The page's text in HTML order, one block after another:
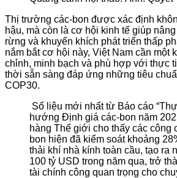
Thị trường các-bon được xác định
hậu, mà còn là cơ hội kinh tế giúp
rừng và khuyến khích phát triển thấp
nắm bắt cơ hội này, Việt Nam cần một
chỉnh, minh bạch và phù hợp với thực
thời sẵn sàng đáp ứng những tiêu
COP30.
Số liệu mới nhất từ Báo cáo
hướng Định giá các-bon năm
hàng Thế giới cho thấy các công
bon hiện đã kiểm soát khoảng
thải khí nhà kính toàn cầu, tạo ra
100 tỷ USD trong năm qua, trở
tài chính công quan trọng cho